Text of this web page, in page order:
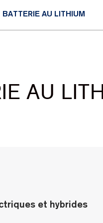
BATTERIE AU LITHIUM
AU
et hybrides